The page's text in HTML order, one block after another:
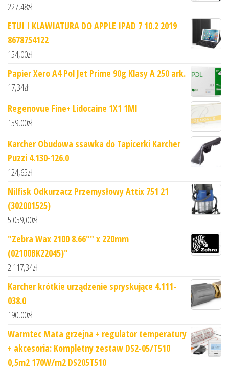
227,48zł
ETUI I KLAWIATURA DO APPLE IPAD 7 10.2 2019
8678754122
154,00zł
Papier Xero A4 Pol Jet Prime 90g Klasy A 250 ark.
17,34zł
Regenovue Fine+ Lidocaine 1X1 1Ml
159,00zł
Karcher Obudowa ssawka do Tapicerki Karcher
Puzzi 4.130-126.0
124,65zł
Nilfisk Odkurzacz Przemysłowy Attix 751 21
(302001525)
5 059,00zł
"Zebra Wax 2100 8.66"" x 220mm
(02100BK22045)"
2 117,34zł
Karcher krótkie urządzenie spryskujące 4.111-
038.0
190,00zł
Warmtec Mata grzejna + regulator temperatury
+ akcesoria: Kompletny zestaw DS2-05/T510
0,5m2 170W/m2 DS205T510